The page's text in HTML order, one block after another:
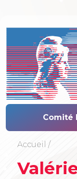
Comité
Accueil /